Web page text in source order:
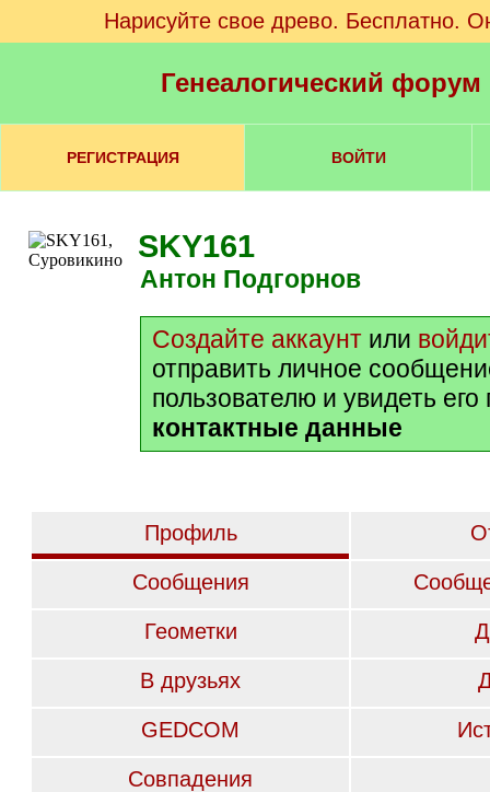
Нарисуйте свое древо. Бесплатно.
Генеалогический
РЕГИСТРАЦИЯ ВОЙТИ
SKY161
Антон Подгорнов
Создайте аккаунт или
отправить личное
пользователю и увидеть
контактные данные
Профиль
Сообщения
Геометки
В друзьях
GEDCOM
Совпадения